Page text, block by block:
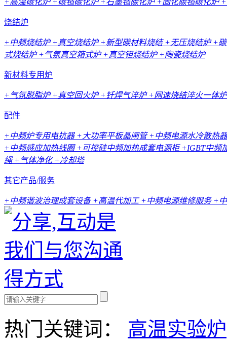
+高温碳化炉+碳毡碳化炉+石墨毡碳化炉+固化碳毡碳化炉
烧结炉
+中频烧结炉+真空烧结炉+新型碳材料烧结+无压烧结炉+
式烧结炉+气氛真空箱式炉+真空钽烧结炉+陶瓷烧结炉
新材料专用炉
+气氛脱脂炉+真空回火炉+钎焊气淬炉+网速烧结淬火一体炉
配件
+中频炉专用电抗器 +大功率平板晶闸管+中频电源水冷散热
+中频感应加热线圈+可控硅中频加热成套电源柜+IGBT中频
绳 +气体净化+冷却塔
其它产品/服务
+中频谐波治理成套设备 +高温代加工+中频电源维修服务 +
热门关键词： 高温实验炉